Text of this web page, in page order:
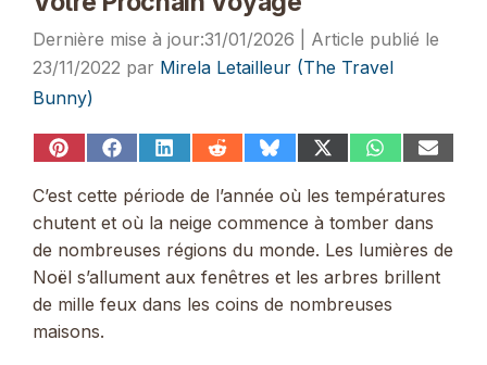
31/01/2026
23/11/2022 par Mirela Letailleur (The Travel
Bunny)
Share
Pinterest
Share
Facebook
Share
LinkedIn
Share
Reddit
Share
Bluesky
Share
(Twitter)
Share
WhatsApp
Share
C’est cette période de l’année où les températures
chutent et où la neige commence à tomber dans
de nombreuses régions du monde. Les lumières de
Noël s’allument aux fenêtres et les arbres brillent
de mille feux dans les coins de nombreuses
maisons.